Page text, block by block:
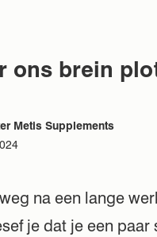
ons brein
Metis Supplements
na een lange
je dat je een paar